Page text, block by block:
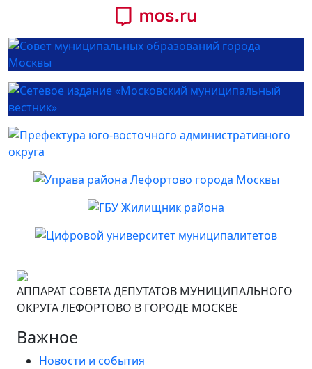
АППАРАТ СОВЕТА ДЕПУТАТОВ МУНИЦИПАЛЬНОГО
ОКРУГА ЛЕФОРТОВО В ГОРОДЕ МОСКВЕ
Важное
Новости и события